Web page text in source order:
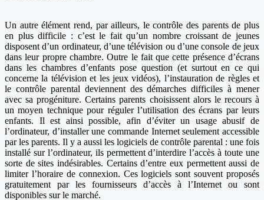
Un autre élément rend, par ailleurs, le contrôle des parents de plus
en plus difficile : c’est le fait qu’un nombre croissant de jeunes
disposent d’un ordinateur, d’une télévision ou d’une console de jeux
dans leur propre chambre. Outre le fait que cette présence d’écrans
dans les chambres d’enfants pose question (et surtout en ce qui
concerne la télévision et les jeux vidéos), l’instauration de règles et
le contrôle parental deviennent des démarches difficiles à mener
avec sa progéniture. Certains parents choisissent alors le recours à
un moyen technique pour réguler l’utilisation des écrans par leurs
enfants. Il est ainsi possible, afin d’éviter un usage abusif de
l’ordinateur, d’installer une commande Internet seulement accessible
par les parents. Il y a aussi les logiciels de contrôle parental : une fois
installé sur l’ordinateur, ils permettent d’interdire l’accès à toute une
sorte de sites indésirables. Certains d’entre eux permettent aussi de
limiter l’horaire de connexion. Ces logiciels sont souvent proposés
gratuitement par les fournisseurs d’accès à l’Internet ou sont
disponibles sur le marché.